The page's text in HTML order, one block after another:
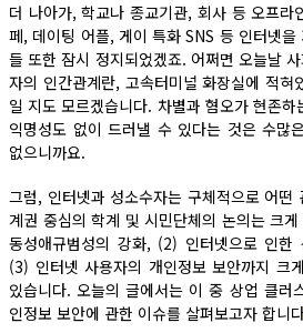
더 나아가, 학교나 종교기관, 회사 등 오프라
페, 데이팅 어플, 게이 특화 SNS 등 인터넷
들 또한 잠시 정지되었겠죠. 어쩌면 오늘날
자의 인간관계란, 고속터미널 화장실에 적혀
일 지도 모르겠습니다. 차별과 혐오가 현존
익명성도 없이 드러낼 수 있다는 것은 수많
없으니까요.
그럼, 인터넷과 성소수자는 구체적으로 어떤
계권 중심의 학계 및 시민단체의 논의는 크
동성애규범성의 강화, (2) 인터넷으로 인한
(3) 인터넷 사용자의 개인정보 보안까지 크
있습니다. 오늘의 글에서는 이 중 상업 클러
인정보 보안에 관한 이슈를 살펴보고자 합니